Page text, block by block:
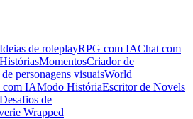
Ideias de roleplayRPG com IAChat com
HistóriasMomentosCriador de
personagens visuaisWorld
com IAModo HistóriaEscritor de Novels
Desafios de
Wrapped